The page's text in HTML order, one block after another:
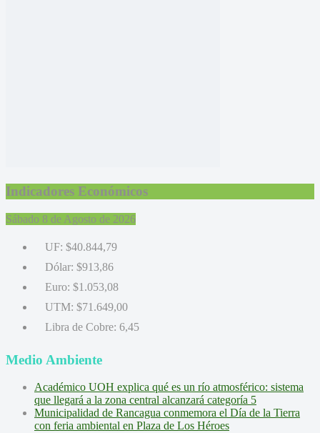
Indicadores Económicos
Sábado 8 de Agosto de 2026
UF: $40.844,79
Dólar: $913,86
Euro: $1.053,08
UTM: $71.649,00
Libra de Cobre: 6,45
Medio Ambiente
Académico UOH explica qué es un río atmosférico: sistema
que llegará a la zona central alcanzará categoría 5
Municipalidad de Rancagua conmemora el Día de la Tierra
con feria ambiental en Plaza de Los Héroes